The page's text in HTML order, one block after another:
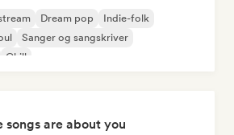
Dream pop
Indie-folk
Sanger og sangskriver
Chill
songs are about you